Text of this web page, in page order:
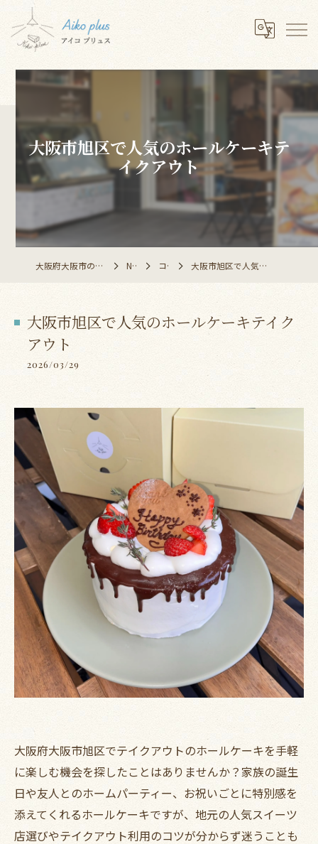
大阪市旭区で人気のホールケーキテ
イクアウト
大阪府大阪市のレストランならAiko plus NEWS コラム 大阪市旭区で人気のホールケーキテイクアウト
大阪市旭区で人気のホールケーキテイク
アウト
2026/03/29
大阪府大阪市旭区でテイクアウトのホールケーキを手軽
に楽しむ機会を探したことはありませんか？家族の誕生
日や友人とのホームパーティー、お祝いごとに特別感を
添えてくれるホールケーキですが、地元の人気スイーツ
店選びやテイクアウト利用のコツが分からず迷うことも